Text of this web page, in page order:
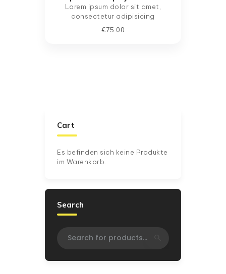
Lorem ipsum dolor sit amet,
consectetur adipisicing
€75.00
Cart
Es befinden sich keine Produkte
im Warenkorb.
Search